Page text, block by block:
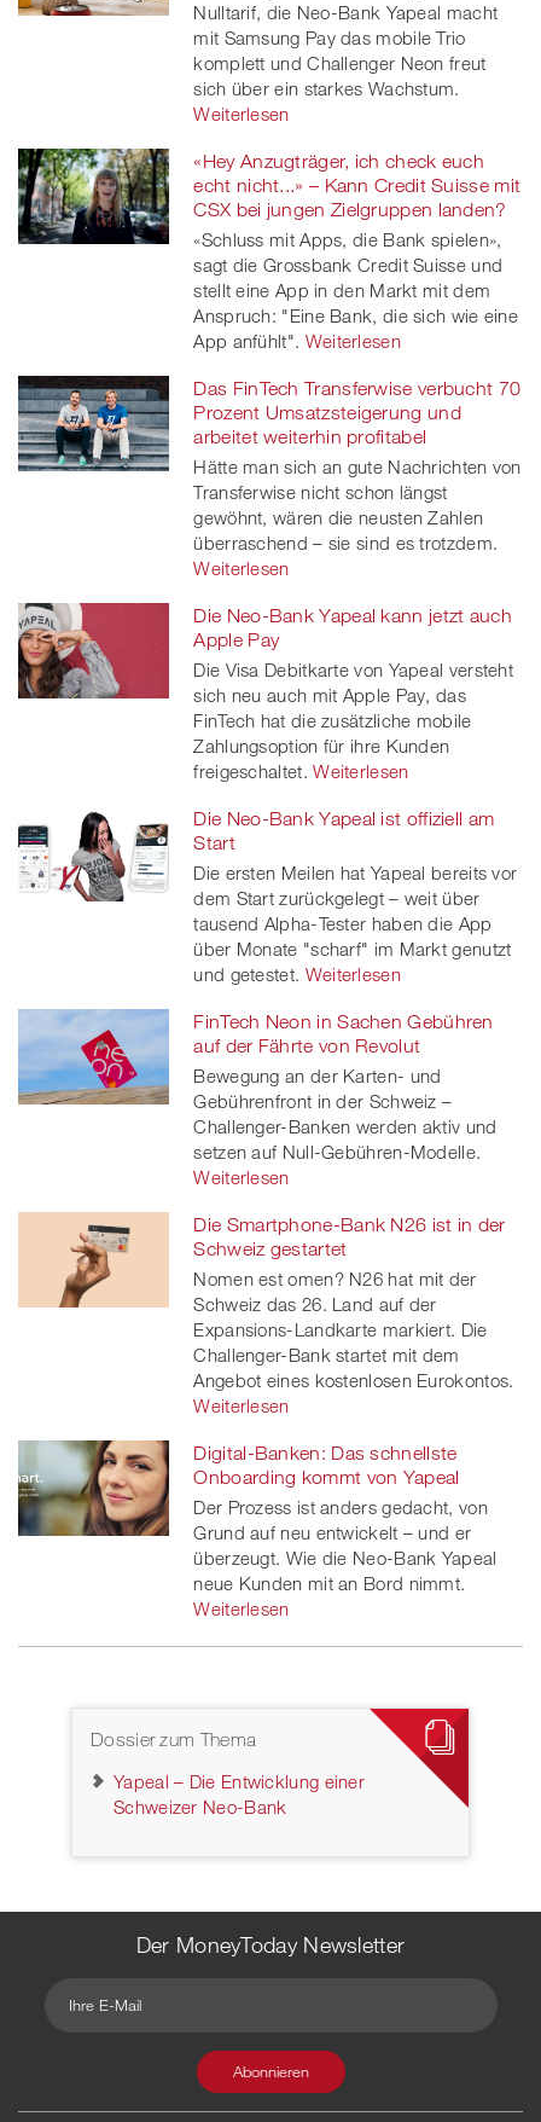
Nulltarif, die Neo-Bank Yapeal macht
mit Samsung Pay das mobile Trio
komplett und Challenger Neon freut
sich über ein starkes Wachstum.
Weiterlesen
«Hey Anzugträger, ich check euch
echt nicht...» – Kann Credit Suisse mit
CSX bei jungen Zielgruppen landen?
«Schluss mit Apps, die Bank spielen»,
sagt die Grossbank Credit Suisse und
stellt eine App in den Markt mit dem
Anspruch: "Eine Bank, die sich wie eine
App anfühlt". Weiterlesen
Das FinTech Transferwise verbucht 70
Prozent Umsatzsteigerung und
arbeitet weiterhin profitabel
Hätte man sich an gute Nachrichten von
Transferwise nicht schon längst
gewöhnt, wären die neusten Zahlen
überraschend – sie sind es trotzdem.
Weiterlesen
Die Neo-Bank Yapeal kann jetzt auch
Apple Pay
Die Visa Debitkarte von Yapeal versteht
sich neu auch mit Apple Pay, das
FinTech hat die zusätzliche mobile
Zahlungsoption für ihre Kunden
freigeschaltet. Weiterlesen
Die Neo-Bank Yapeal ist offiziell am
Start
Die ersten Meilen hat Yapeal bereits vor
dem Start zurückgelegt – weit über
tausend Alpha-Tester haben die App
über Monate "scharf" im Markt genutzt
und getestet. Weiterlesen
FinTech Neon in Sachen Gebühren
auf der Fährte von Revolut
Bewegung an der Karten- und
Gebührenfront in der Schweiz –
Challenger-Banken werden aktiv und
setzen auf Null-Gebühren-Modelle.
Weiterlesen
Die Smartphone-Bank N26 ist in der
Schweiz gestartet
Nomen est omen? N26 hat mit der
Schweiz das 26. Land auf der
Expansions-Landkarte markiert. Die
Challenger-Bank startet mit dem
Angebot eines kostenlosen Eurokontos.
Weiterlesen
Digital-Banken: Das schnellste
Onboarding kommt von Yapeal
Der Prozess ist anders gedacht, von
Grund auf neu entwickelt – und er
überzeugt. Wie die Neo-Bank Yapeal
neue Kunden mit an Bord nimmt.
Weiterlesen
Dossier zum Thema
Yapeal – Die Entwicklung einer
Schweizer Neo-Bank
Der MoneyToday Newsletter